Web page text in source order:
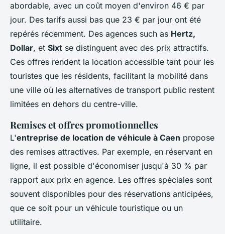
abordable, avec un coût moyen d'environ 46 € par
jour. Des tarifs aussi bas que 23 € par jour ont été
repérés récemment. Des agences such as Hertz,
Dollar, et Sixt se distinguent avec des prix attractifs.
Ces offres rendent la location accessible tant pour les
touristes que les résidents, facilitant la mobilité dans
une ville où les alternatives de transport public restent
limitées en dehors du centre-ville.
Remises et offres promotionnelles
L'entreprise de location de véhicule à Caen propose
des remises attractives. Par exemple, en réservant en
ligne, il est possible d'économiser jusqu'à 30 % par
rapport aux prix en agence. Les offres spéciales sont
souvent disponibles pour des réservations anticipées,
que ce soit pour un véhicule touristique ou un
utilitaire.